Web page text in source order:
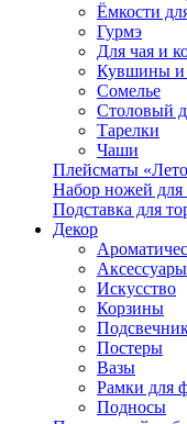
Ëмкости
Гурмэ
Для чая и
Кувшины и
Сомелье
Столовый
Тарелки
Чаши
Плейсматы
Набор ножей
Подставка для
Декор
Искусство
Корзины
Постеры
Вазы
Рамки для
Подносы